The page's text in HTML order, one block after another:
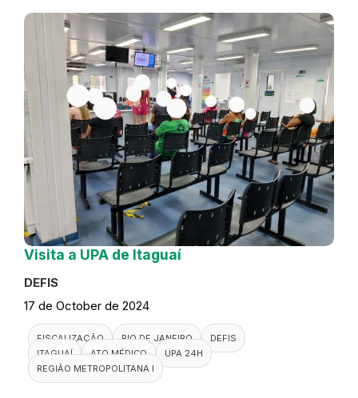
Visita a UPA de Itaguaí
DEFIS
17 de October de 2024
FISCALIZAÇÃO RIO DE JANEIRO
DEFIS
ITAGUAÍ
ATO MÉDICO
UPA 24H
REGIÃO METROPOLITANA I